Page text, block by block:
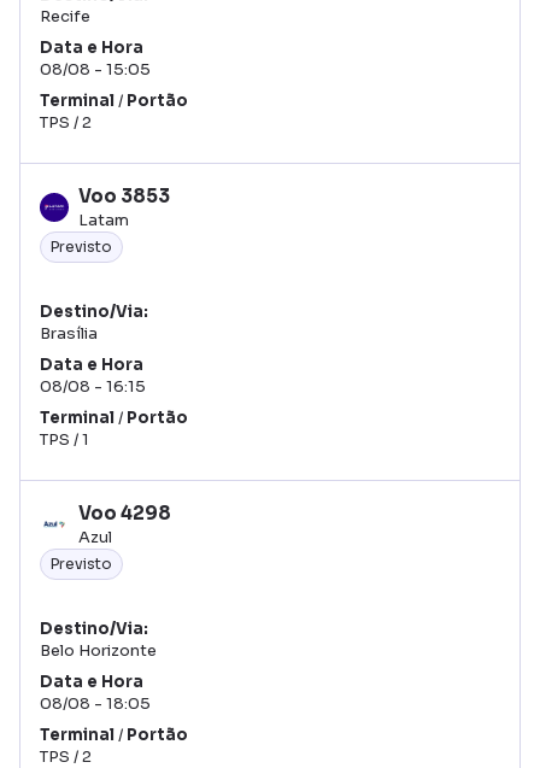
Data
Hora
08/08
15:05
Recife
Terminal/ Portão
TPS /2
Voo 3853
Data
Hora
08/08
16:15
Destino/Via
Brasília
Latam
Terminal/ Portão
TPS /1
Previsto
Voo 4298
Data
Hora
08/08
18:05
Destino/Via
Belo Horizonte
Azul
Terminal/ Portão
TPS /2
Previsto